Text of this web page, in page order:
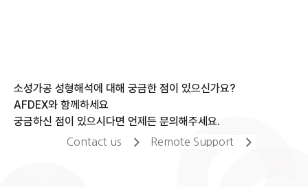
소성가공 성형해석에 대해 궁금한 점이 있으신가요?
AFDEX와 함께하세요
궁금하신 점이 있으시다면 언제든 문의해주세요.
Contact us Remote Support